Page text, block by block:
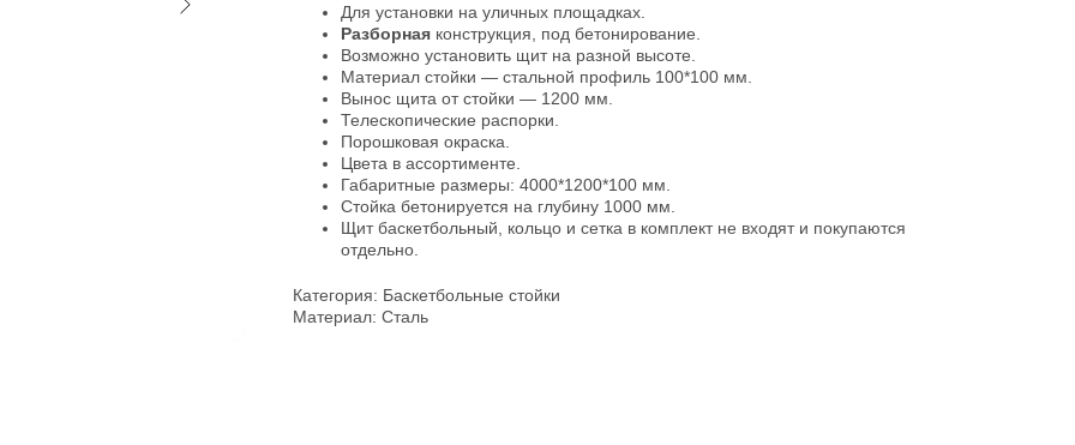
Для установки на уличных площадках.
Разборная конструкция, под бетонирование.
Возможно установить щит на разной высоте.
Материал стойки — стальной профиль 100*100 мм.
Вынос щита от стойки — 1200 мм.
Телескопические распорки.
Порошковая окраска.
Цвета в ассортименте.
Габаритные размеры: 4000*1200*100 мм.
Стойка бетонируется на глубину 1000 мм.
Щит баскетбольный, кольцо и сетка в комплект не входят и покупаются
отдельно.
Категория: Баскетбольные стойки
Материал: Сталь